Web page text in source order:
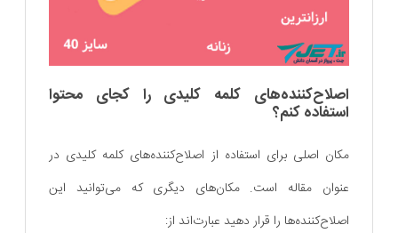
اصلاح‌کننده‌های کلمه کلیدی را کجای محتوا
استفاده کنم؟
مکان اصلی برای استفاده از اصلاح‌کننده‌های کلمه کلیدی در
عنوان مقاله است. مکان‌های دیگری که می‌توانید این
اصلاح‌کننده‌ها را قرار دهید عبارت‌اند از: